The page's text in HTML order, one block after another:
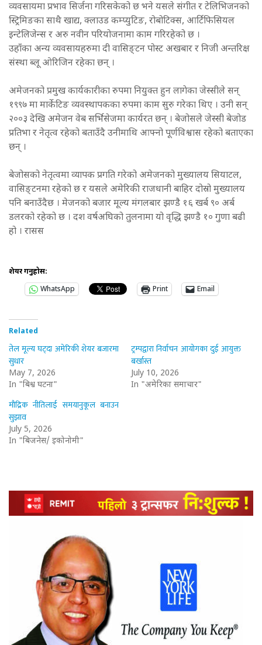
व्यवसायमा प्रभाव सिर्जना गरिसकेको छ भने यसले संगीत र टेलिभिजनको
स्ट्रिमिङका साथै खाद्य, क्लाउड कम्प्युटिङ, रोबोटिक्स, आर्टिफिसियल
इन्टेलिजेन्स र अरु नवीन परियोजनामा काम गरिरहेको छ ।
उहाँका अन्य व्यवसायहरुमा दी वासिङ्टन पोस्ट अखबार र निजी अन्तरिक्ष
संस्था ब्लू ओरिजिन रहेका छन् ।
अमेजनको प्रमुख कार्यकारीका रुपमा नियुक्त हुन लागेका जेस्सीले सन्
१९९७ मा मार्केटिङ व्यवस्थापकका रुपमा काम सुरु गरेका थिए । उनी सन्
२००३ देखि अमेजन वेब सर्भिसेजमा कार्यरत छन् । बेजोसले जेस्सी बेजोड
प्रतिभा र नेतृत्व रहेको बताउँदै उनीमाथि आफ्नो पूर्णविश्वास रहेको बताएका
छन् ।
बेजोसको नेतृत्वमा व्यापक प्रगति गरेको अमेजनको मुख्यालय सियाटल,
वासिङ्टनमा रहेको छ र यसले अमेरिकी राजधानी बाहिर दोस्रो मुख्यालय
पनि बनाउँदैछ । मेजनको बजार मूल्य मंगलबार झण्डै १६ खर्ब ९० अर्ब
डलरको रहेको छ । दश वर्षअघिको तुलनामा यो वृद्धि झण्डै १० गुणा बढी
हो । रासस
शेयर गर्नुहोस:
WhatsApp
Print Email
Related
तेल मूल्य घट्दा अमेरिकी शेयर बजारमा
सुधार
May 7, 2026
In "बिश्व घटना"
ट्रम्पद्वारा निर्वाचन आयोगका दुई आयुक्त
बर्खास्त
July 10, 2026
In "अमेरिका समाचार"
मौद्रिक नीतिलाई समयानुकूल बनाउन
सुझाव
July 5, 2026
In "बिजनेस/ इकोनोमी"